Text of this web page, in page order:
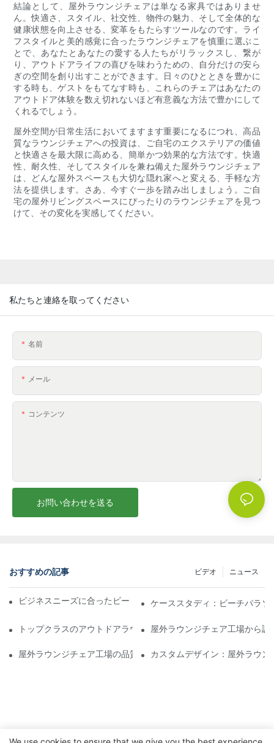
結論として、屋外ラウンジチェアは単なる家具ではありませ
ん。快適さ、スタイル、社交性、物件の魅力、そして全体的な
健康状態を向上させる、変革をもたらすツールなのです。ライ
フスタイルと美的感覚に合ったラウンジチェアを慎重に選ぶこ
とで、あなたとあなたの愛する人たちがリラックスし、繋が
り、アウトドアライフの喜びを味わうための、自分だけの安ら
ぎの空間を創り出すことができます。日々のひとときを豊かに
する時も、ゲストをもてなす時も、これらのチェアはあなたの
アウトドア体験を数え切れないほど有意義な方法で豊かにして
くれるでしょう。
屋外空間が日常生活においてますます重要になるにつれ、高品
質なラウンジチェアへの投資は、ご自宅のエクステリアの価値
と快適さを最大限に高める、簡単かつ効果的な方法です。快適
性、耐久性、そしてスタイルを兼ね備えた屋外ラウンジチェア
は、どんな屋外スペースも大切な隠れ家へと変える、手軽な方
法を提供します。さあ、今すぐ一歩を踏み出しましょう。ご自
宅の屋外リビングスペースにぴったりのラウンジチェアを見つ
けて、その変化を実感してください。
私たちと連絡を取ってください
名前
メール
コンテンツ
お問い合わせを送る
おすすめの記事 ニュース
ビデオ
ビジネスニーズに合ったビーチパラソル販売業者を見つける
ケーススタディ：ビーチパラ
トップクラスのアウトドアラウンジチェア工場に期待できること
屋外ラウンジチェア工場から調
屋外ラウンジチェア工場の品質評価方法カスタムデザイン：屋外ラウ